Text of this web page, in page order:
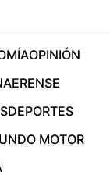
OPINIÓN
DEPORTES
MOTOR